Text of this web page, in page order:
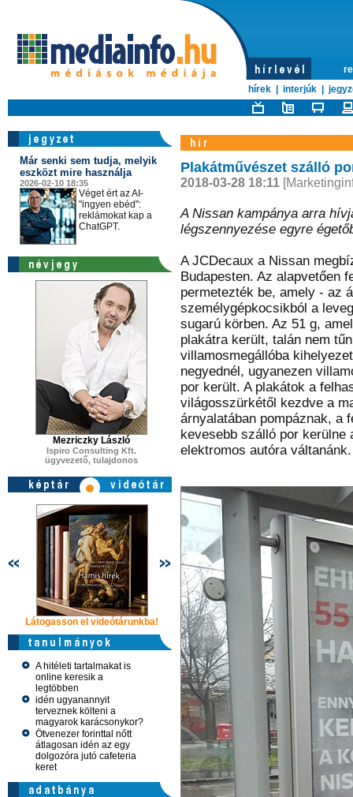
hírek
interjúk
Már senki sem tudja, melyik
eszközt mire használja
2026-02-10 18:35
Véget ért az AI-
"ingyen ebéd":
reklámokat kap a
ChatGPT.
Mezriczky László
Ispiro Consulting Kft.
ügyvezető, tulajdonos
Látogasson el videótárunkba! Látogasson el videótárunkba! Látogasson
A hitéleti tartalmakat is
online keresik a
legtöbben
idén ugyanannyit
terveznek költeni a
magyarok karácsonykor?
Ötvenezer forinttal nőtt
átlagosan idén az egy
dolgozóra jutó cafeteria
keret
Plakátművészet szálló
2018-03-28 18:11
A Nissan kampánya arra
légszennyezése egyre
A JCDecaux a Nissan
Budapesten. Az alapvetően
permetezték be, amely - az
személygépkocsikból a
sugarú körben. Az 51 g,
plakátra került, talán nem
villamosmegállóba
negyednél, ugyanezen
por került. A plakátok a
világosszürkétől kezdve a
árnyalatában pompáznak, a
kevesebb szálló por kerülne
elektromos autóra váltanánk.